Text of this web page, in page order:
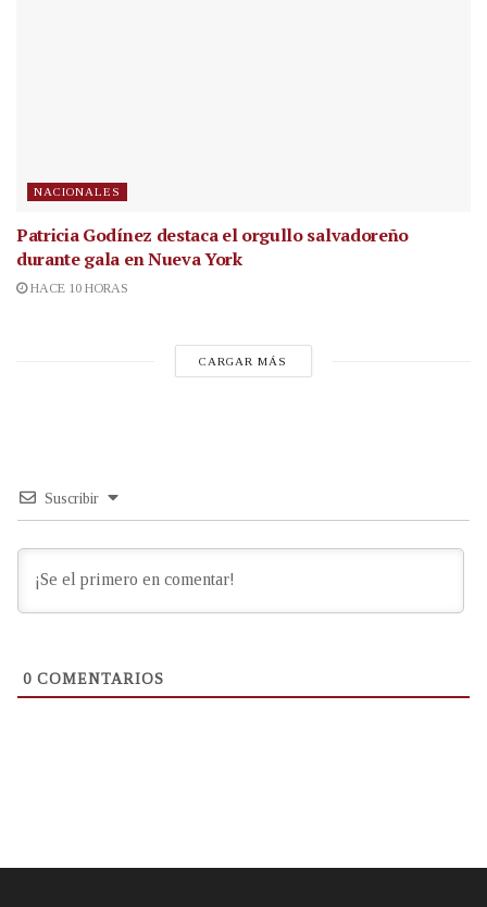
NACIONALES
Patricia Godínez destaca el orgullo salvadoreño
durante gala en Nueva York
HACE 10 HORAS
CARGAR MÁS
Suscribir
0 COMENTARIOS